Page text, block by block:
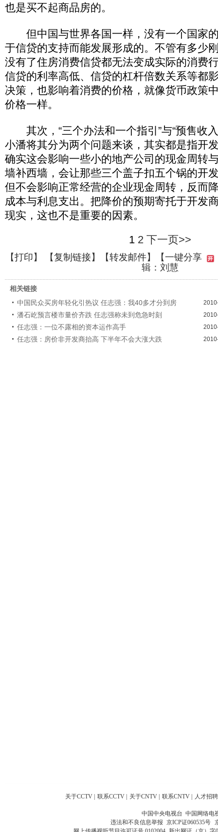
也是买不起商品房的。
但中国与世界各国一样，没有一个国家
于信贷的支持而能发展形成的。不管有多少
没有了住房消费信贷都无法变成实际的消费
信贷的利率高低、信贷的杠杆倍数关系等都
决策，也影响着消费的价格，就像货币政策
价格一样。
其次，“三个办法和一个指引”与“预售收
小潘将其分为两个问题来谈，其实都是指开
确实这会影响一些小的地产公司的现金周转
墙补西墙，会让那些三个盖子扣五个锅的开
但不会影响正常经营的企业现金周转，反而
成本与利息支出。把降价的预期寄托于开发
现实，这也不是重要的因素。
1 2 下一页>>
【打印】 【复制链接】【转发邮件】
【一键分享
辑：刘慧
相关链接
中国民众买房年轻化引热议 任志强：我40多才分到房
潘石屹预言楼市量价齐跌 任志强称未到危急时刻
任志强：一位不露相的资本运作高手
任志强：房价非开发商抬高 下半年不会大涨大跌
关于CCTV 联系CCTV 关于CNTV 联系CNTV 人才招聘
中国中央电视台 中国网络电
违法和不良信息举报 京ICP证060535号